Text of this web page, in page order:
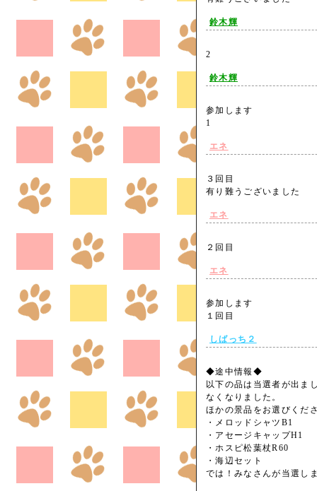
鈴木輝
2
鈴木輝
参加します
1
エネ
３回目
有り難うございました
エネ
２回目
エネ
参加します
１回目
しばっち２
◆途中情報◆
以下の品は当選者が出ま
なくなりました。
ほかの景品をお選びくだ
・メロッドシャツB1
・アセージキャップH1
・ホスピ松葉杖R60
・海辺セット
では！みなさんが当選